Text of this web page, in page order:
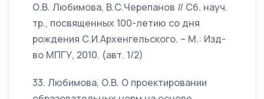
О.В. Любимова, В.С.Черепанов // Сб. науч.
тр., посвященных 100-летию со дня
рождения С.И.Архенгельского. – М.: Изд-
во МПГУ, 2010. (авт. 1/2)
33. Любимова, О.В. О проектировании